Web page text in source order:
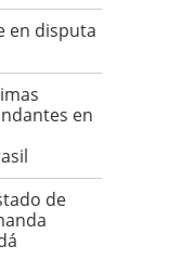
en disputa
en
de